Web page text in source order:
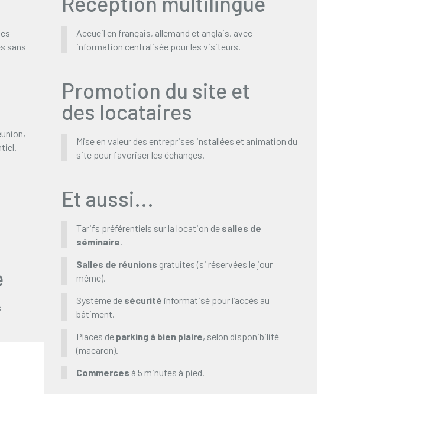
sans
Accueil en français, allemand et anglais, avec
information centralisée pour les visiteurs.
Promotion du site et
des locataires
Mise en valeur des entreprises installées et animation du
site pour favoriser les échanges.
Et aussi...
Tarifs préférentiels sur la location de salles de
séminaire.
Salles de réunions gratuites (si réservées le jour
même).
Système de sécurité informatisé pour l’accès au
bâtiment.
Places de parking à bien plaire, selon disponibilité
(macaron).
Commerces à 5 minutes à pied.